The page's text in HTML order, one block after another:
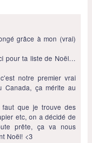
grâce à mon (vrai)
pour ta liste de Noël…
notre premier vrai
Canada, ça mérite au
que je trouve des
etc, on a décidé de
prête, ça va nous
Noël! <3